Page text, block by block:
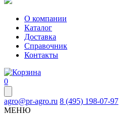
О компании
Каталог
Доставка
Справочник
Контакты
0
agro@pr-agro.ru 8 (495) 198-07-97
МЕНЮ